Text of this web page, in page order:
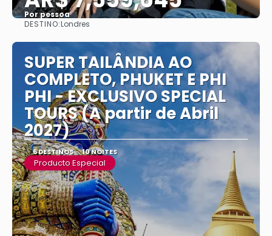
Por pessoa
DESTINO:Londres
SUPER TAILÂNDIA AO
COMPLETO, PHUKET E PHI
PHI - EXCLUSIVO SPECIAL
TOURS (A partir de Abril
2027)
6 DESTINOS 10 NOITES
Producto Especial